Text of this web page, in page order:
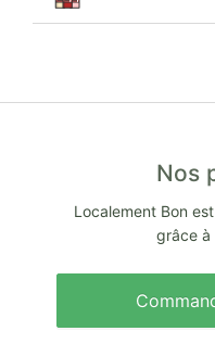
Nos
Localement Bon
grâce à